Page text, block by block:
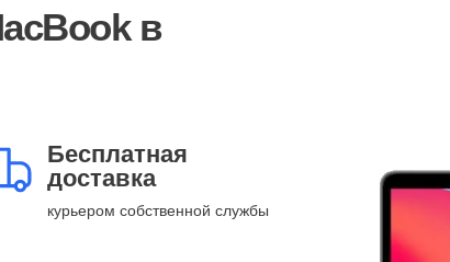
в
Бесплатная
доставка
курьером собственной службы